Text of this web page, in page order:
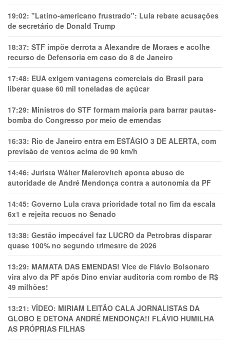
19:02: "Latino-americano frustrado": Lula rebate acusações
de secretário de Donald Trump
18:37: STF impõe derrota a Alexandre de Moraes e acolhe
recurso de Defensoria em caso do 8 de Janeiro
17:48: EUA exigem vantagens comerciais do Brasil para
liberar quase 60 mil toneladas de açúcar
17:29: Ministros do STF formam maioria para barrar pautas-
bomba do Congresso por meio de emendas
16:33: Rio de Janeiro entra em ESTÁGIO 3 DE ALERTA, com
previsão de ventos acima de 90 km/h
14:46: Jurista Wálter Maierovitch aponta abuso de
autoridade de André Mendonça contra a autonomia da PF
14:45: Governo Lula crava prioridade total no fim da escala
6x1 e rejeita recuos no Senado
13:38: Gestão impecável faz LUCRO da Petrobras disparar
quase 100% no segundo trimestre de 2026
13:29: MAMATA DAS EMENDAS! Vice de Flávio Bolsonaro
vira alvo da PF após Dino enviar auditoria com rombo de R$
49 milhões!
13:21: VÍDEO: MIRIAM LEITÃO CALA JORNALISTAS DA
GLOBO E DETONA ANDRÉ MENDONÇA!! FLÁVIO HUMILHA
AS PRÓPRIAS FILHAS